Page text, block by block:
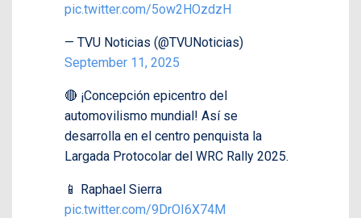
pic.twitter.com/5ow2HOzdzH
— TVU Noticias (@TVUNoticias)
September 11, 2025
🔴 ¡Concepción epicentro del
automovilismo mundial! Así se
desarrolla en el centro penquista la
Largada Protocolar del WRC Rally 2025.
📱 Raphael Sierra
pic.twitter.com/9DrOI6X74M